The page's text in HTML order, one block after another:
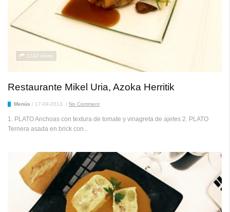
1243 views
Restaurante Mikel Uria, Azoka Herritik
Menús / 17-09-2013 / No Comment
1. PLATO Anchoas con textura de tomate y vinagreta de ajetes 2. PLATO
Ternera asada en brick con...